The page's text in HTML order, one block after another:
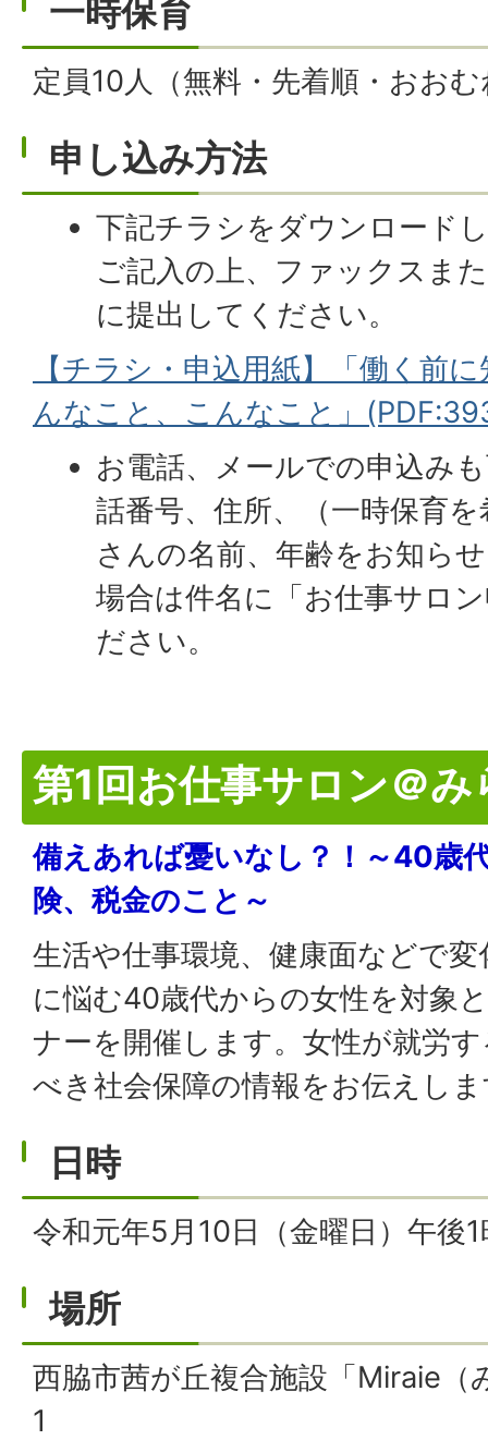
一時保育
定員10人（無料・先着順・おお
申し込み方法
下記チラシをダウンロード
ご記入の上、ファックスま
に提出してください。
【チラシ・申込用紙】「働く前
んなこと、こんなこと」
お電話、メールでの申込み
話番号、住所、（一時保育
さんの名前、年齢をお知ら
場合は件名に「お仕事サロ
ださい。
第1回お仕事サロン＠み
備えあれば憂いなし？！～40歳
険、税金のこと～
生活や仕事環境、健康面などで
に悩む40歳代からの女性を対象
ナーを開催します。女性が就労
べき社会保障の情報をお伝えし
日時
令和元年5月10日（金曜日）午後
場所
西脇市茜が丘複合施設「Miraie（
1